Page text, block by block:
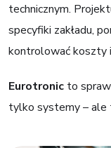
technicznym.
specyfiki zakładu,
kontrolować koszty
Eurotronic to
tylko systemy – ale